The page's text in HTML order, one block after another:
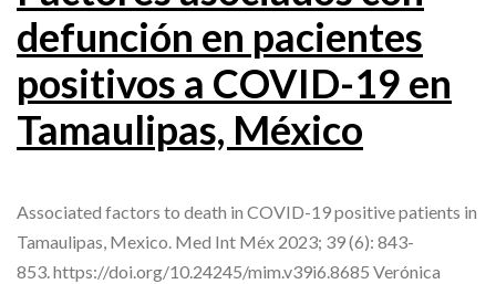
defunción en pacientes
positivos a COVID-19 en
Tamaulipas, México
Associated factors to death in COVID-19 positive patients in
Tamaulipas, Mexico. Med Int Méx 2023; 39 (6): 843-
853. https://doi.org/10.24245/mim.v39i6.8685 Verónica